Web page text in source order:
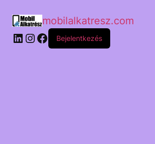
mobilalkatresz.com
Bejelentkezés